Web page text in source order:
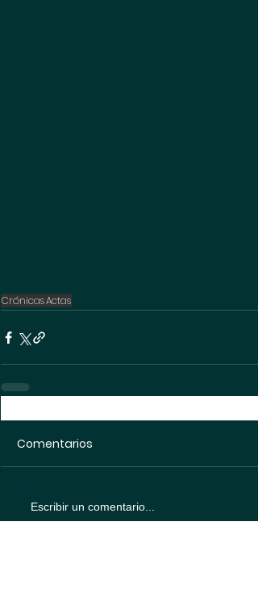
CrónicasActas
Comentarios
Escribir un comentario...